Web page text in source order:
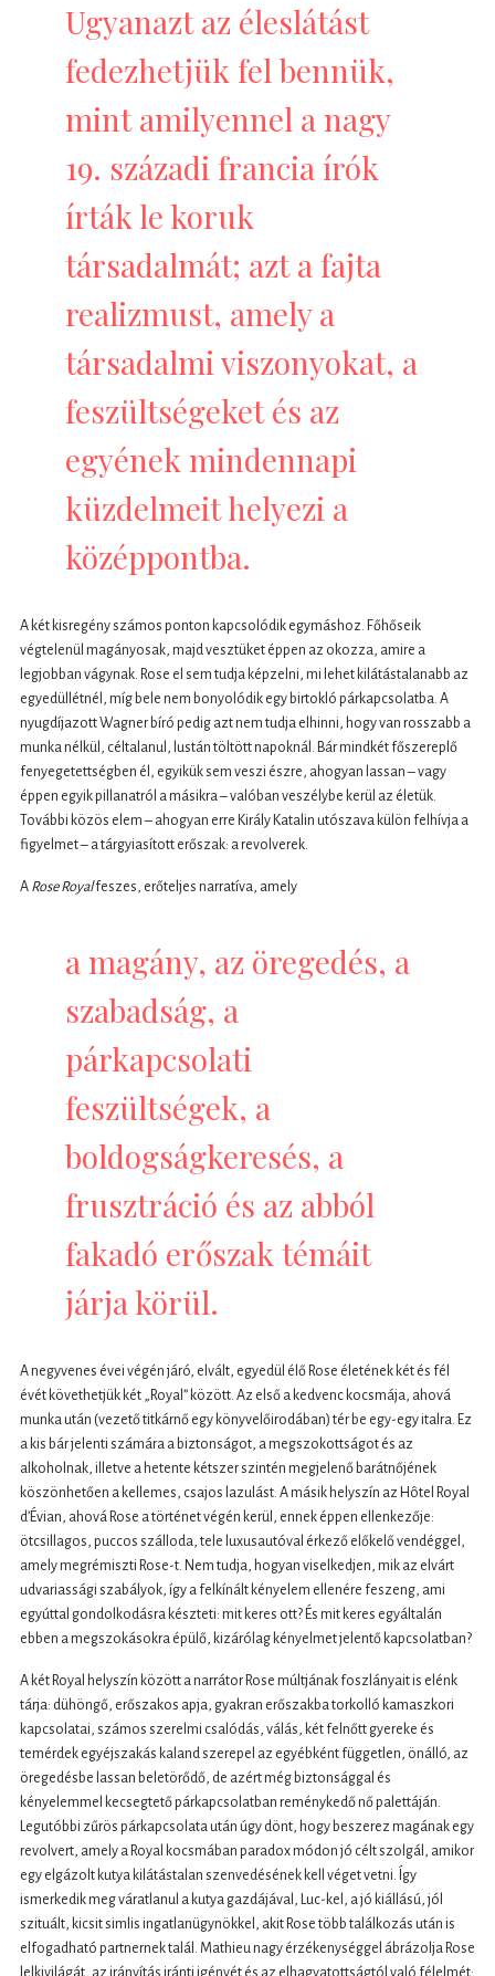
Ugyanazt az éleslátást
fedezhetjük fel bennük,
mint amilyennel a nagy
19. századi francia írók
írták le koruk
társadalmát; azt a fajta
realizmust, amely a
társadalmi viszonyokat, a
feszültségeket és az
egyének mindennapi
küzdelmeit helyezi a
középpontba.
A két kisregény számos ponton kapcsolódik egymáshoz. Főhőseik
végtelenül magányosak, majd vesztüket éppen az okozza, amire a
legjobban vágynak. Rose el sem tudja képzelni, mi lehet kilátástalanabb az
egyedüllétnél, míg bele nem bonyolódik egy birtokló párkapcsolatba. A
nyugdíjazott Wagner bíró pedig azt nem tudja elhinni, hogy van rosszabb a
munka nélkül, céltalanul, lustán töltött napoknál. Bár mindkét főszereplő
fenyegetettségben él, egyikük sem veszi észre, ahogyan lassan – vagy
éppen egyik pillanatról a másikra – valóban veszélybe kerül az életük.
További közös elem – ahogyan erre Király Katalin utószava külön felhívja a
figyelmet – a tárgyiasított erőszak: a revolverek.
A Rose Royalfeszes, erőteljes narratíva, amely
a magány, az öregedés, a
szabadság, a
párkapcsolati
feszültségek, a
boldogságkeresés, a
frusztráció és az abból
fakadó erőszak témáit
járja körül.
A negyvenes évei végén járó, elvált, egyedül élő Rose életének két és fél
évét követhetjük két „Royal” között. Az első a kedvenc kocsmája, ahová
munka után (vezető titkárnő egy könyvelőirodában) tér be egy-egy italra. Ez
a kis bár jelenti számára a biztonságot, a megszokottságot és az
alkoholnak, illetve a hetente kétszer szintén megjelenő barátnőjének
köszönhetően a kellemes, csajos lazulást. A másik helyszín az Hôtel Royal
d’Évian, ahová Rose a történet végén kerül, ennek éppen ellenkezője:
ötcsillagos, puccos szálloda, tele luxusautóval érkező előkelő vendéggel,
amely megrémiszti Rose-t. Nem tudja, hogyan viselkedjen, mik az elvárt
udvariassági szabályok, így a felkínált kényelem ellenére feszeng, ami
egyúttal gondolkodásra készteti: mit keres ott? És mit keres egyáltalán
ebben a megszokásokra épülő, kizárólag kényelmet jelentő kapcsolatban?
A két Royal helyszín között a narrátor Rose múltjának foszlányait is elénk
tárja: dühöngő, erőszakos apja, gyakran erőszakba torkolló kamaszkori
kapcsolatai, számos szerelmi csalódás, válás, két felnőtt gyereke és
temérdek egyéjszakás kaland szerepel az egyébként független, önálló, az
öregedésbe lassan beletörődő, de azért még biztonsággal és
kényelemmel kecsegtető párkapcsolatban reménykedő nő palettáján.
Legutóbbi zűrös párkapcsolata után úgy dönt, hogy beszerez magának egy
revolvert, amely a Royal kocsmában paradox módon jó célt szolgál, amikor
egy elgázolt kutya kilátástalan szenvedésének kell véget vetni. Így
ismerkedik meg váratlanul a kutya gazdájával, Luc-kel, a jó kiállású, jól
szituált, kicsit simlis ingatlanügynökkel, akit Rose több találkozás után is
elfogadható partnernek talál. Mathieu nagy érzékenységgel ábrázolja Rose